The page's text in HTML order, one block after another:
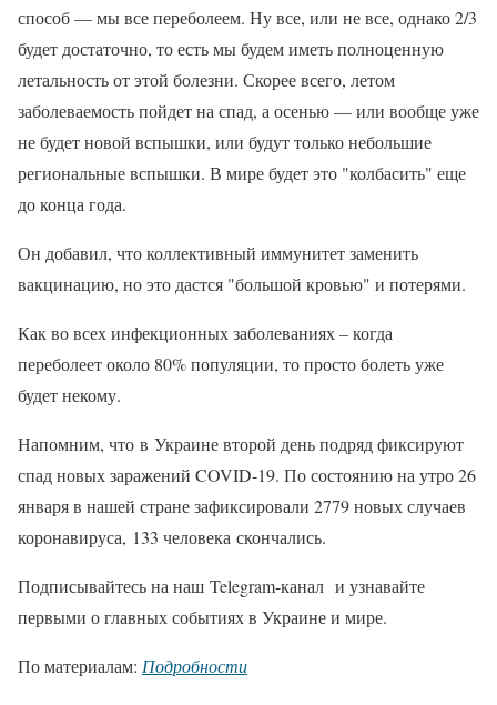
способ — мы все переболеем. Ну все, или не все, однако 2/3
будет достаточно, то есть мы будем иметь полноценную
летальность от этой болезни. Скорее всего, летом
заболеваемость пойдет на спад, а осенью — или вообще уже
не будет новой вспышки, или будут только небольшие
региональные вспышки. В мире будет это "колбасить" еще
до конца года.
Он добавил, что коллективный иммунитет заменить
вакцинацию, но это дастся "большой кровью" и потерями.
Как во всех инфекционных заболеваниях – когда
переболеет около 80% популяции, то просто болеть уже
будет некому.
Напомним, что в Украине второй день подряд фиксируют
спад новых заражений COVID-19. По состоянию на утро 26
января в нашей стране зафиксировали 2779 новых случаев
коронавируса, 133 человека скончались.
Подписывайтесь на наш Telegram-канал и узнавайте
первыми о главных событиях в Украине и мире.
По материалам: Подробности